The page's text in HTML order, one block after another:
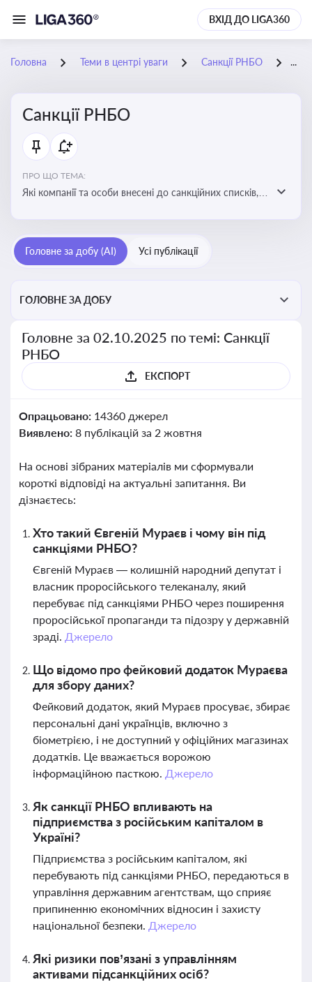
ВХІД ДО LIGA360
Головна Теми в центрі уваги Санкції РНБО
Санкції РНБО
ПРО ЩО ТЕМА:
Які компанії та особи внесені до санкційних списків,
санкцій для бізнесу та економіки в цілому
Головне за добу (AI) Усі публікації
ГОЛОВНЕ ЗА ДОБУ
Головне за 02.10.2025 по темі: Санкції
РНБО
ЕКСПОРТ
Опрацьовано: 14360 джерел
Виявлено: 8 публікацій за 2 жовтня
На основі зібраних матеріалів ми сформували
короткі відповіді на актуальні запитання. Ви
дізнаєтесь:
Хто такий Євгеній Мураєв і чому він під
санкціями РНБО?
Євгеній Мураєв — колишній народний депутат і
власник проросійського телеканалу, який
перебуває під санкціями РНБО через поширення
проросійської пропаганди та підозру у державній
зраді. Джерело
Що відомо про фейковий додаток Мураєва
для збору даних?
Фейковий додаток, який Мураєв просуває, збирає
персональні дані українців, включно з
біометрією, і не доступний у офіційних магазинах
додатків. Це вважається ворожою
інформаційною пасткою. Джерело
Як санкції РНБО впливають на
підприємства з російським капіталом в
Україні?
Підприємства з російським капіталом, які
перебувають під санкціями РНБО, передаються в
управління державним агентствам, що сприяє
припиненню економічних відносин і захисту
національної безпеки. Джерело
Які ризики пов’язані з управлінням
активами підсанкційних осіб?